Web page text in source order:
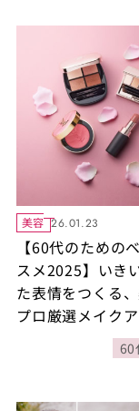
美容 26.01.23
【60代のための
スメ2025】いき
た表情をつくる
プロ厳選メイク
60